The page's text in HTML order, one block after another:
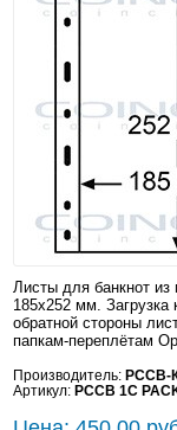
Листы для банкнот из
185x252 мм. Загрузка
обратной стороны
папкам-переплётам
Производитель: PCCB-
Артикул: PCCB 1C